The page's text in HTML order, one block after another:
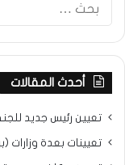
أحدث المقالات
تعيين رئيس جديد
تعيينات بعدة وزارات